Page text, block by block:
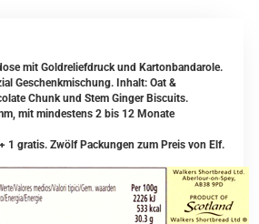
mit Goldreliefdruck und Kartonbandarole.
Geschenkmischung. Inhalt: Oat &
Chunk und Stem Ginger Biscuits.
mit mindestens 2 bis 12 Monate
1 gratis. Zwölf Packungen zum Preis von Elf.